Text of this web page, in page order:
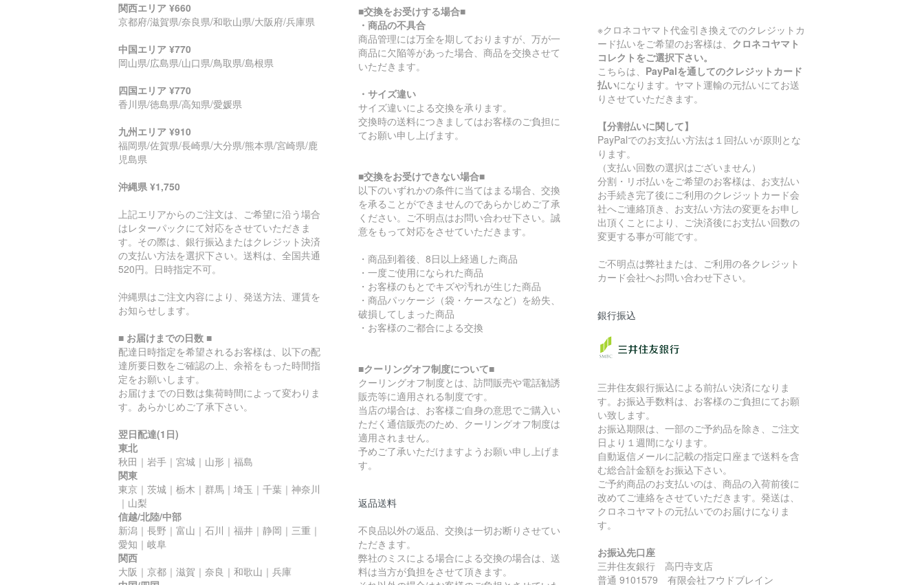
関西エリア ¥660
京都府/滋賀県/奈良県/和歌山県/大阪府/兵庫県
中国エリア ¥770
岡山県/広島県/山口県/鳥取県/島根県
四国エリア ¥770
香川県/徳島県/高知県/愛媛県
九州エリア ¥910
福岡県/佐賀県/長崎県/大分県/熊本県/宮崎県/鹿
児島県
沖縄県 ¥1,750
上記エリアからのご注文は、ご希望に沿う場合
はレターパックにて対応をさせていただきま
す。その際は、銀行振込またはクレジット決済
の支払い方法を選択下さい。送料は、全国共通
520円。日時指定不可。
沖縄県はご注文内容により、発送方法、運賃を
お知らせします。
■ お届けまでの日数 ■
配達日時指定を希望されるお客様は、以下の配
達所要日数をご確認の上、余裕をもった時間指
定をお願いします。
お届けまでの日数は集荷時間によって変わりま
す。あらかじめご了承下さい。
翌日配達(1日)
東北
秋田｜岩手｜宮城｜山形｜福島
関東
東京｜茨城｜栃木｜群馬｜埼玉｜千葉｜神奈川
｜山梨
信越/北陸/中部
新潟｜長野｜富山｜石川｜福井｜静岡｜三重｜
愛知｜岐阜
関西
大阪｜京都｜滋賀｜奈良｜和歌山｜兵庫
■交換をお受けする場合■
・商品の不具合
商品管理には万全を期しておりますが、万が一
商品に欠陥等があった場合、商品を交換させて
いただきます。
・サイズ違い
サイズ違いによる交換を承ります。
交換時の送料につきましてはお客様のご負担に
てお願い申し上げます。
■交換をお受けできない場合■
以下のいずれかの条件に当てはまる場合、交換
を承ることができませんのであらかじめご了承
ください。ご不明点はお問い合わせ下さい。誠
意をもって対応をさせていただきます。
・商品到着後、8日以上経過した商品
・一度ご使用になられた商品
・お客様のもとでキズや汚れが生じた商品
・商品パッケージ（袋・ケースなど）を紛失、
破損してしまった商品
・お客様のご都合による交換
■クーリングオフ制度について■
クーリングオフ制度とは、訪問販売や電話勧誘
販売等に適用される制度です。
当店の場合は、お客様ご自身の意思でご購入い
ただく通信販売のため、クーリングオフ制度は
適用されません。
予めご了承いただけますようお願い申し上げま
す。
返品送料
不良品以外の返品、交換は一切お断りさせてい
ただきます。
弊社のミスによる場合による交換の場合は、送
料は当方が負担をさせて頂きます。
※クロネコヤマト代金引き換えでのクレジットカ
ード払いをご希望のお客様は、 クロネコヤマト
コレクトをご選択下さい。
こちらは、 PayPalを通してのクレジットカード
払いになります。ヤマト運輸の元払いにてお送
りさせていただきます。
【分割払いに関して】
PayPalでのお支払い方法は１回払いが原則とな
ります。
（支払い回数の選択はございません）
分割・リボ払いをご希望のお客様は、お支払い
お手続き完了後にご利用のクレジットカード会
社へご連絡頂き、お支払い方法の変更をお申し
出頂くことにより、ご決済後にお支払い回数の
変更する事が可能です。
ご不明点は弊社または、ご利用の各クレジット
カード会社へお問い合わせ下さい。
銀行振込
三井住友銀行振込による前払い決済になりま
す。お振込手数料は、お客様のご負担にてお願
い致します。
お振込期限は、一部のご予約品を除き、ご注文
日より１週間になります。
自動返信メールに記載の指定口座まで送料を含
む総合計金額をお振込下さい。
ご予約商品のお支払いのは、商品の入荷前後に
改めてご連絡をさせていただきます。発送は、
クロネコヤマトの元払いでのお届けになりま
す。
お振込先口座
三井住友銀行 高円寺支店
普通 9101579 有限会社フウドブレイン